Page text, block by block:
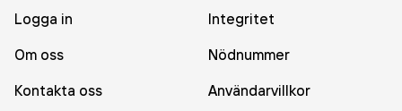
Logga in
Integritet
Om oss
Nödnummer
Kontakta oss
Användarvillkor